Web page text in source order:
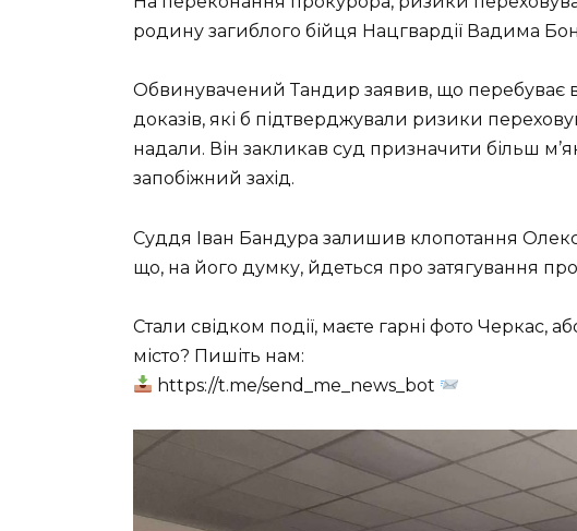
родину загиблого бійця Нацгвардії Вадима
Обвинувачений Тандир заявив, що перебуває
доказів, які б підтверджували ризики
надали. Він закликав суд призначити більш
запобіжний захід.
Суддя Іван Бандура залишив клопотання
що, на його думку, йдеться про затягування
Стали свідком події, маєте гарні фото Черкас,
місто? Пишіть нам:
https://t.me/send_me_news_bot